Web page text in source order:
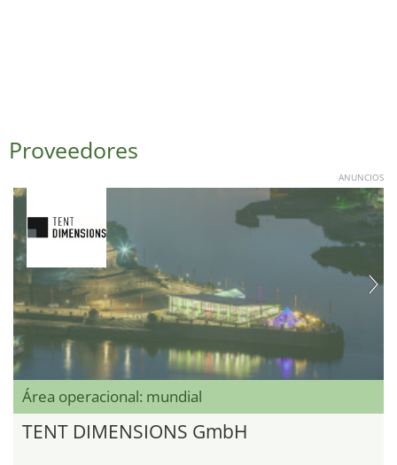
Proveedores
ANUNCIOS
Área operacional: mundial
TENT DIMENSIONS GmbH